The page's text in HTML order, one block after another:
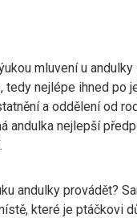
mluvení u
tedy nejlépe ihned po
a oddělení od
andulka nejlepší
andulky provádět?
které je ptáčkovi